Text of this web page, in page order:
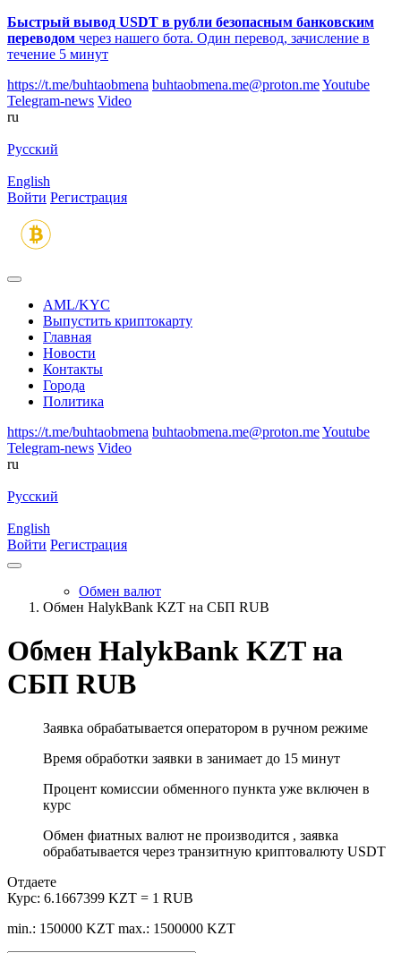
Быстрый вывод USDT в рубли безопасным банковским
переводом через нашего бота. Один перевод, зачисление в
течение 5 минут
https://t.me/buhtaobmena buhtaobmena.me@proton.meYoutube
Telegram-news Video
ru
Русский
English
Войти Регистрация
AML/KYC
Выпустить криптокарту
Главная
Новости
Контакты
Города
Политика
https://t.me/buhtaobmena buhtaobmena.me@proton.meYoutube
Telegram-news Video
ru
Русский
English
Войти Регистрация
Обмен валют
Обмен HalykBank KZT на СБП RUB
Обмен HalykBank KZT на
СБП RUB
Заявка обрабатывается оператором в ручном режиме
Время обработки заявки в занимает до 15 минут
Процент комиссии обменного пункта уже включен в
курс
Обмен фиатных валют не производится , заявка
обрабатывается через транзитную криптовалюту USDT
Отдаете
Курс: 6.1667399 KZT = 1 RUB
min.: 150000 KZT max.: 1500000 KZT